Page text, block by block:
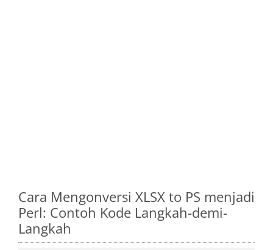
Cara Mengonversi XLSX to PS menjadi
Perl: Contoh Kode Langkah-demi-
Langkah